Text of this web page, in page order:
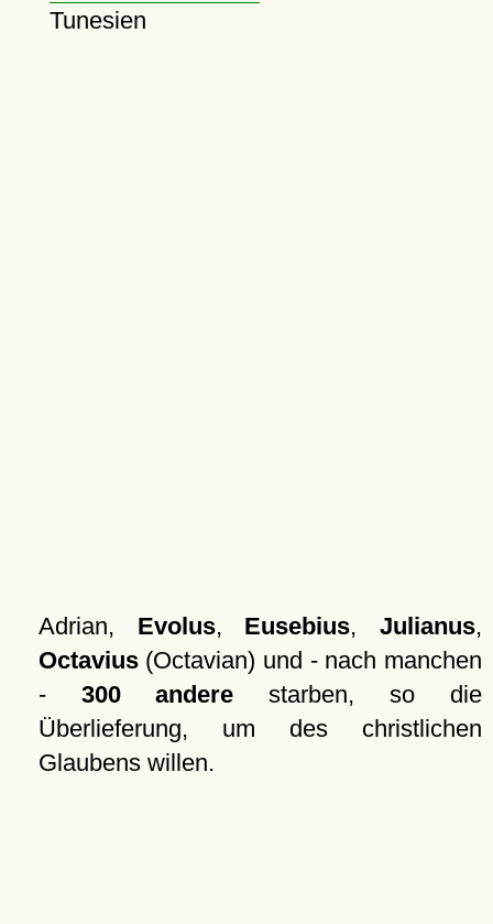
Tunesien
Adrian, Evolus, Eusebius,Julianus,
Octavius(Octavian) und - nach manchen
- 300 andere starben, so die
Überlieferung, um des christlichen
Glaubens willen.